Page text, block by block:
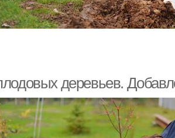
деревьев.